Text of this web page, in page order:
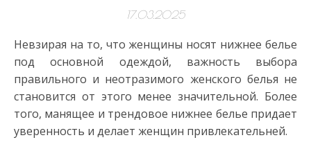
17.03.2025
Невзирая на то, что женщины носят нижнее белье
под основной одеждой, важность выбора
правильного и неотразимого женского белья не
становится от этого менее значительной. Более
того, манящее и трендовое нижнее белье придает
уверенность и делает женщин привлекательней.